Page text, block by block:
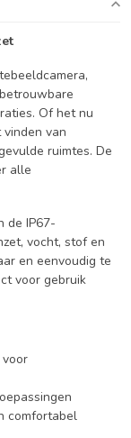
Of het nu
van
ruimtes. De
alle
de IP67-
vocht, stof en
en eenvoudig te
voor gebruik
comfortabel